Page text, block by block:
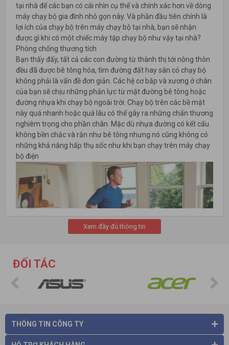
tại nhà để các bạn có cái nhìn cụ thể và chính xác hơn về dòng
máy chạy bộ gia đình nhỏ gọn này. Và phần đầu tiên chính là
lợi ích của chạy bộ trên máy chạy bộ tại nhà, bạn sẽ nhận
được gì khi có một chiếc máy tập chạy bộ như vậy tại nhà?
Phòng chống thương tích
Bạn thấy đấy, tất cả các con đường từ thành thị tới nông thôn
đều đã được bê tông hóa, tìm đường đất hay sân cỏ chạy bộ
không phải là vấn đề đơn giản. Các hệ cơ bắp và xương ở chân
của bạn sẽ chịu những phản lực từ mặt đường bê tông hoặc
đường nhựa khi chạy bộ ngoài trời. Chạy bộ trên các bề mặt
này quá nhanh hoặc quá lâu có thể gây ra những chấn thương
nghiêm trọng cho phần chân. Mặc dù nhựa đường có kết cấu
không bền chắc và rắn như bê tông nhưng nó cũng không có
những khả năng hấp thụ sốc như khi bạn chạy trên máy chạy
bộ điện
Kiểm soát tốc độ
Tốc độ là một yếu tố quan trọng để làm chủ một buổi chạy thể
dục. Các máy tập chạy bộ bằng điện là một công cụ hỗ trợ
Xem đầy đủ thông tin
ĐỐI TÁC
THÔNG TIN CÔNG TY